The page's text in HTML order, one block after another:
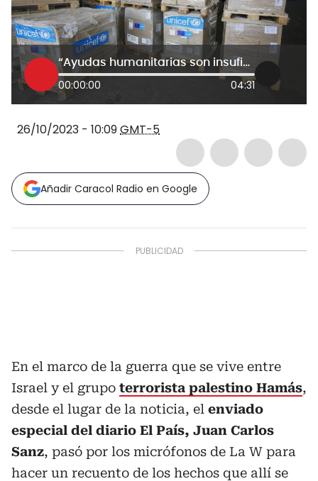
“Ayudas humanitarias son insuficientes, no cubren necesidades”: periodista en Jerusalén
00:00:00 04:31
26/10/2023 - 10:09GMT-5
Añadir Caracol Radio en Google
En el marco de la guerra que se vive entre
Israel y el grupo terrorista palestino Hamás,
desde el lugar de la noticia, el enviado
especial del diario El País, Juan Carlos
Sanz, pasó por los micrófonos de La W para
hacer un recuento de los hechos que allí se